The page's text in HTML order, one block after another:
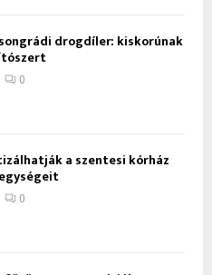
drogdíler: kiskorúnak
0
a szentesi kórház
0